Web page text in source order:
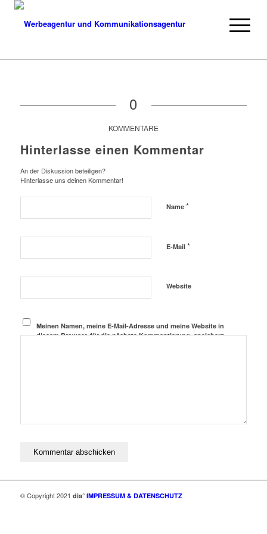
0
KOMMENTARE
Hinterlasse einen Kommentar
An der Diskussion beteiligen?
Hinterlasse uns deinen Kommentar!
Name *
E-Mail *
Website
Meinen Namen, meine E-Mail-Adresse und meine Website in
diesem Browser, für die nächste Kommentierung, speichern.
© Copyright 2021 dia° IMPRESSUM & DATENSCHUTZ